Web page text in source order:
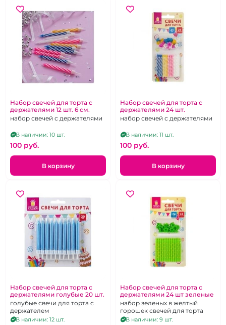
Набор свечей для торта с
держателями 12 шт. 6 см.
набор свечей с держателями
В наличии: 10 шт.
100 pуб.
В корзину
Набор свечей для торта с
держателями 24 шт.
набор свечей с держателями
В наличии: 11 шт.
100 pуб.
В корзину
Набор свечей для торта с
держателями голубые 20 шт.
голубые свечи для торта с
держателем
В наличии: 12 шт.
Набор свечей для торта с
держателями 24 шт зеленые
набор зеленых в желтый
горошек свечей для торта
В наличии: 9 шт.